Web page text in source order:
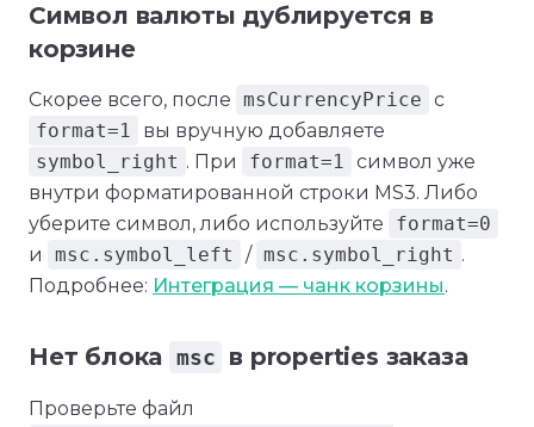
Символ валюты дублируется в
корзине
Скорее всего, после msCurrencyPrice с
format=1
вы вручную добавляете
symbol_right . При format=1 символ уже
внутри форматированной строки MS3. Либо
уберите символ, либо используйте
format=0
и
msc.symbol_left / msc.symbol_right .
Подробнее: Интеграция — чанк корзины.
Нет блока msc в properties заказа
Проверьте файл